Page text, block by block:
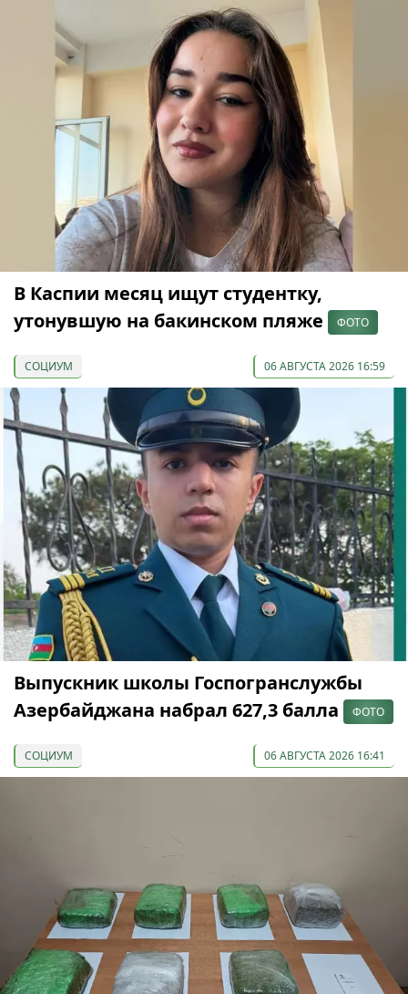
В Каспии месяц ищут студентку,
утонувшую на бакинском пляже
ФОТО
СОЦИУМ 06 АВГУСТА 2026 16:59
Выпускник школы Госпогранслужбы
Азербайджана набрал 627,3 балла
ФОТО
СОЦИУМ 06 АВГУСТА 2026 16:41